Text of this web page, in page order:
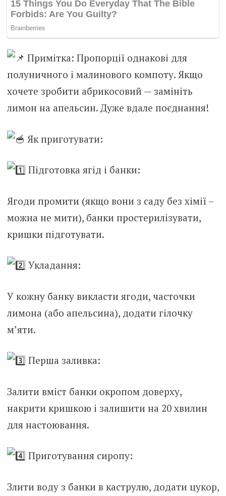
Примітка: Пропорції однакові для
полуничного і малинового компоту. Якщо
хочете зробити абрикосовий — замініть
лимон на апельсин. Дуже вдале поєднання!
Як приготувати:
Підготовка ягід і банки:
Ягоди промити (якщо вони з саду без хімії –
можна не мити), банки простерилізувати,
кришки підготувати.
Укладання:
У кожну банку викласти ягоди, часточки
лимона (або апельсина), додати гілочку
м’яти.
Перша заливка:
Залити вміст банки окропом доверху,
накрити кришкою і залишити на 20 хвилин
для настоювання.
Приготування сиропу:
Злити воду з банки в каструлю, додати цукор,